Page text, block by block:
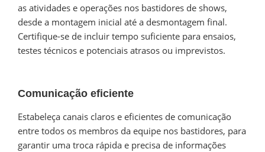
as atividades e operações nos bastidores de shows,
desde a montagem inicial até a desmontagem final.
Certifique-se de incluir tempo suficiente para ensaios,
testes técnicos e potenciais atrasos ou imprevistos.
Comunicação eficiente
Estabeleça canais claros e eficientes de comunicação
entre todos os membros da equipe nos bastidores, para
garantir uma troca rápida e precisa de informações